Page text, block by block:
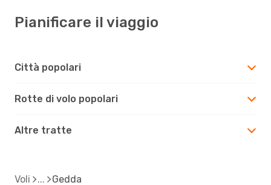
Pianificare il viaggio
Città popolari
Rotte di volo popolari
Altre tratte
Voli Gedda